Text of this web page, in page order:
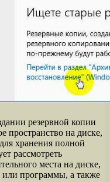
резервной копии
пространство на диске,
хранения полной
рассмотреть
места на диске,
программы, а также